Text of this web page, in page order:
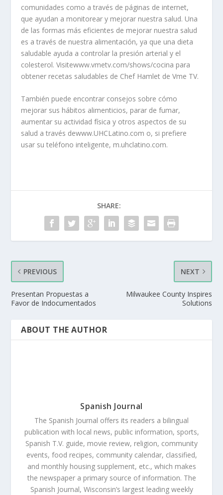
comunidades como a través de páginas de internet,
que ayudan a monitorear y mejorar nuestra salud. Una
de las formas más eficientes de mejorar nuestra salud
es a través de nuestra alimentación, ya que una dieta
saludable ayuda a controlar la presión arterial y el
colesterol. Visitewww.vmetv.com/shows/cocina para
obtener recetas saludables de Chef Hamlet de Vme TV.
También puede encontrar consejos sobre cómo
mejorar sus hábitos alimenticios, parar de fumar,
aumentar su actividad física y otros aspectos de su
salud a través dewww.UHCLatino.com o, si prefiere
usar su teléfono inteligente, m.uhclatino.com.
SHARE:
PREVIOUS
Presentan Propuestas a
Favor de Indocumentados
NEXT
Milwaukee County Inspires
Solutions
ABOUT THE AUTHOR
Spanish Journal
The Spanish Journal offers its readers a bilingual
publication with local news, public information, sports,
Spanish T.V. guide, movie review, religion, community
events, food recipes, community calendar, classified,
and monthly housing supplement, etc., which makes
the newspaper a primary source of information. The
Spanish Journal, Wisconsin’s largest leading weekly